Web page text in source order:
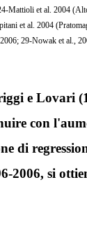
Mattioli et al. 2004
et al. 2004
29-Nowak et al.,
e Lovari
con
di
2006, si